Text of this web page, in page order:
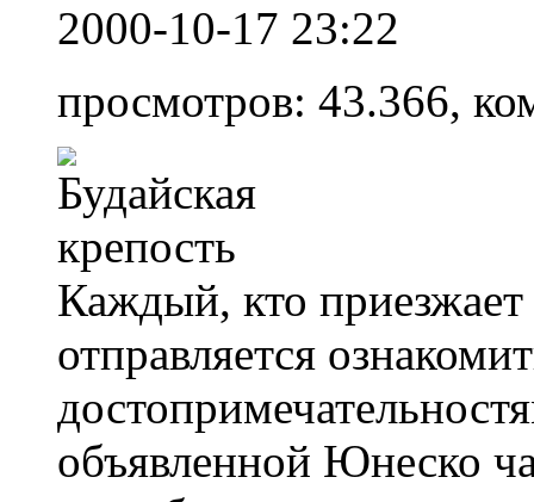
2000-10-17 23:22
просмотров: 43.366,
Каждый, кто приезжает
отправляется
объявленной Юнеско